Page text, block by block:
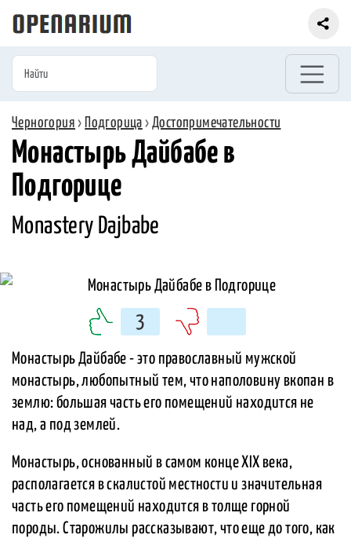
Черногория › Подгорица ›Достопримечательности
Монастырь Дайбабе в
Подгорице
Monastery Dajbabe
3
Монастырь Дайбабе - это православный мужской
монастырь, любопытный тем, что наполовину вкопан в
землю: большая часть его помещений находится не
над, а под землей.
Монастырь, основанный в самом конце XIX века,
располагается в скалистой местности и значительная
часть его помещений находится в толще горной
породы. Старожилы рассказывают, что еще до того, как